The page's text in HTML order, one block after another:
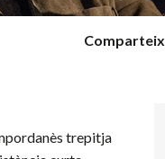
Comparteix
trepitja